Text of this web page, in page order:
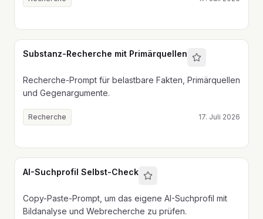
Substanz-Recherche mit Primärquellen
Recherche-Prompt für belastbare Fakten, Primärquellen
und Gegenargumente.
Recherche 17. Juli 2026
AI-Suchprofil Selbst-Check
Copy-Paste-Prompt, um das eigene AI-Suchprofil mit
Bildanalyse und Webrecherche zu prüfen.